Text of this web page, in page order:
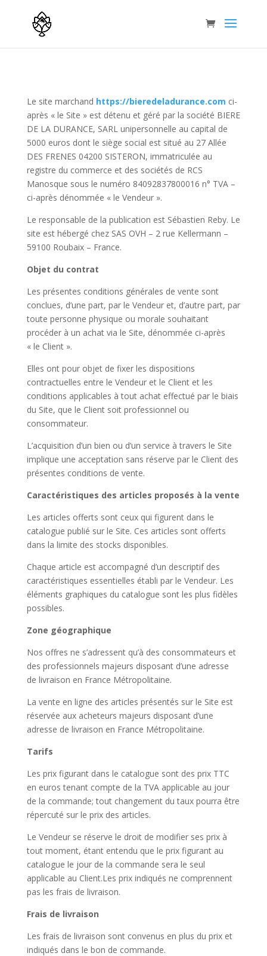
Le site marchand https://bieredeladurance.com ci-
après « le Site » est détenu et géré par la société BIERE
DE LA DURANCE, SARL unipersonnelle au capital de
5000 euros dont le siège social est situé au 27 Allée
DES FRENES 04200 SISTERON, immatriculée au
registre du commerce et des sociétés de RCS
Manosque sous le numéro 84092837800016 n° TVA –
ci-après dénommée « le Vendeur ».
Le responsable de la publication est Sébastien Reby. Le
site est hébergé chez SAS OVH – 2 rue Kellermann –
59100 Roubaix – France.
Objet du contrat
Les présentes conditions générales de vente sont
conclues, d’une part, par le Vendeur et, d’autre part, par
toute personne physique ou morale souhaitant
procéder à un achat via le Site, dénommée ci-après
« le Client ».
Elles ont pour objet de fixer les dispositions
contractuelles entre le Vendeur et le Client et les
conditions applicables à tout achat effectué par le biais
du Site, que le Client soit professionnel ou
consommateur.
L’acquisition d’un bien ou d’un service à travers le Site
implique une acceptation sans réserve par le Client des
présentes conditions de vente.
Caractéristiques des articles proposés à la vente
Les articles offerts sont ceux qui figurent dans le
catalogue publié sur le Site. Ces articles sont offerts
dans la limite des stocks disponibles.
Chaque article est accompagné d’un descriptif des
caractéristiques essentielles établi par le Vendeur. Les
éléments graphiques du catalogue sont les plus fidèles
possibles.
Zone géographique
Nos offres ne s’adressent qu’à des consommateurs et
des professionnels majeurs disposant d’une adresse
de livraison en France Métropolitaine.
La vente en ligne des articles présentés sur le Site est
réservée aux acheteurs majeurs disposant d’une
adresse de livraison en France Métropolitaine.
Tarifs
Les prix figurant dans le catalogue sont des prix TTC
en euros tenant compte de la TVA applicable au jour
de la commande; tout changement du taux pourra être
répercuté sur le prix des articles.
Le Vendeur se réserve le droit de modifier ses prix à
tout moment, étant entendu que le prix figurant au
catalogue le jour de la commande sera le seul
applicable au Client.Les prix indiqués ne comprennent
pas les frais de livraison.
Frais de livraison
Les frais de livraison sont convenus en plus du prix et
indiqués dans le bon de commande.